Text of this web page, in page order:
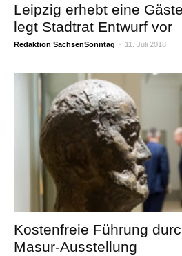
Leipzig erhebt eine
legt Stadtrat Entwurf vor
Redaktion SachsenSonntag - 11. Juli 2018
Kostenfreie Führung
Masur-Ausstellung